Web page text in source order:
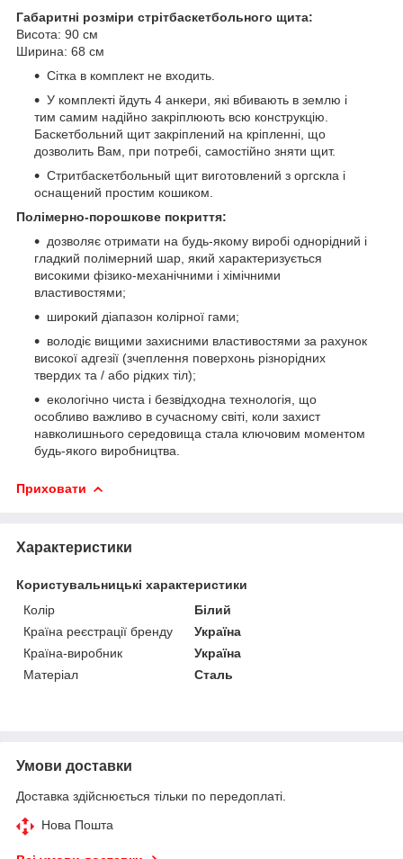
Габаритні розміри стрітбаскетбольного щита:
Висота: 90 см
Ширина: 68 см
Сітка в комплект не входить.
У комплекті йдуть 4 анкери, які вбивають в землю і
тим самим надійно закріплюють всю конструкцію.
Баскетбольний щит закріплений на кріпленні, що
дозволить Вам, при потребі, самостійно зняти щит.
Стритбаскетбольный щит виготовлений з оргскла і
оснащений простим кошиком.
Полімерно-порошкове покриття:
дозволяє отримати на будь-якому виробі однорідний і
гладкий полімерний шар, який характеризується
високими фізико-механічними і хімічними
властивостями;
широкий діапазон колірної гами;
володіє вищими захисними властивостями за рахунок
високої адгезії (зчеплення поверхонь різнорідних
твердих та / або рідких тіл);
екологічно чиста і безвідходна технологія, що
особливо важливо в сучасному світі, коли захист
навколишнього середовища стала ключовим моментом
будь-якого виробництва.
Приховати
Характеристики
Користувальницькі характеристики
Колір
Білий
Країна реєстрації бренду
Україна
Країна-виробник
Україна
Матеріал
Сталь
Умови доставки
Доставка здійснюється тільки по передоплаті.
Нова Пошта